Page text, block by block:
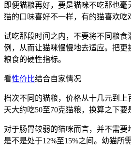
即便猫粮再好，要是猫咪不吃那也
猫的口味喜好不一样，有的猫喜欢吃
试吃那段时间之内，不要将不同粮
例，从而让猫咪慢慢地去适应。把
粮食的硬性指标。
看性价比结合自家情况
档次不同的猫粮，价格从十几元到
天大约吃50至70克猫粮，换算之下
对于肠胃较弱的猫咪而言，并不需
是不是处于12%至15%之间。幼猫所